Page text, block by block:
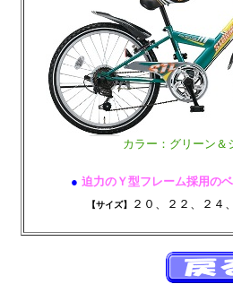
カラー：グリーン＆
● 迫力のＹ型フレーム採用の
【サイズ】 ２０、２２、２